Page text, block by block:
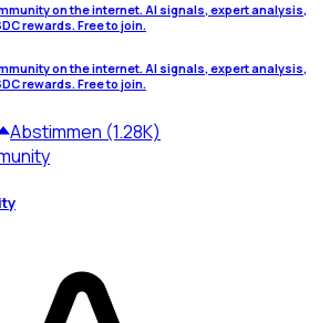
on the internet. AI signals, expert analysis,
rewards. Free to join.
on the internet. AI signals, expert analysis,
rewards. Free to join.
Abstimmen (1.28K)